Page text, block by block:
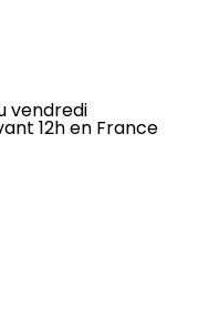
vendredi
12h en France